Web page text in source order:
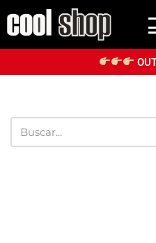
Saltar